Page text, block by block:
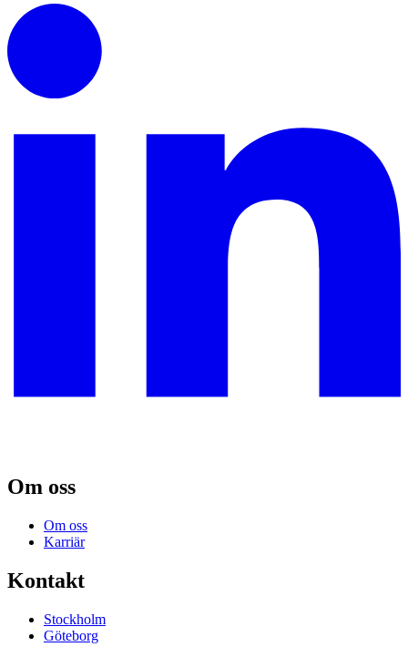
Om oss
Om oss
Karriär
Kontakt
Stockholm
Göteborg